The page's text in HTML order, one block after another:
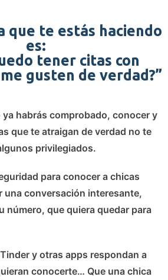
que te estás haciendo
es:
tener citas con
gusten de verdad?”
habrás comprobado, conocer y
que te atraigan de verdad no te
privilegiados.
para conocer a chicas
una conversación interesante,
número, que quiera quedar para
y otras apps respondan a
conocerte… Que una chica